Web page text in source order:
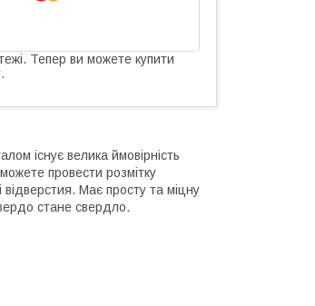
Тепер ви можете купити
існує велика ймовірність
провести розмітку
відверстия. Має просту та міцну
стане свердло.